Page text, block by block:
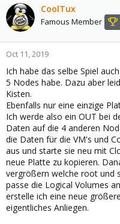
CoolTux
Famous Member
Oct 11, 2019
Ich habe das selbe Spiel
5 Nodes habe. Dazu aber
Kisten.
Ebenfalls nur eine einzige
Ich werde also ein OUT bei
Daten auf die 4 anderen
die Daten für die VM's und
aus und starte sie neu mit
neue Platte zu kopieren.
vergrößern welche root und
passe die Logical Volumes
erstelle ich eine neue
eigentliches Anliegen.